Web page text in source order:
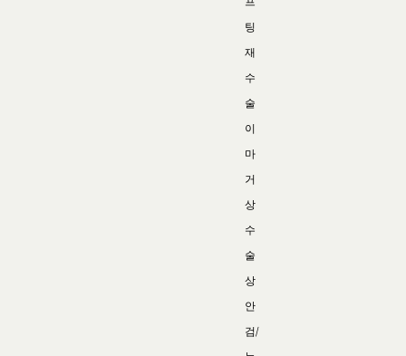
팅
재
수
술
이
마
거
상
수
술
상
안
검/